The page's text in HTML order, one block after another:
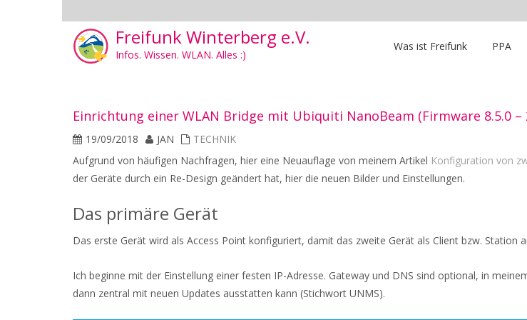
Freifunk Winterberg e.V.
Infos. Wissen. WLAN. Alles :)
Was ist Freifunk PPA
Einrichtung einer WLAN Bridge mit Ubiquiti NanoBeam (Firmware 8.5.0 –
19/09/2018 JAN TECHNIK
Aufgrund von häufigen Nachfragen, hier eine Neuauflage von meinem Artikel Konfiguration von
der Geräte durch ein Re-Design geändert hat, hier die neuen Bilder und Einstellungen.
Das primäre Gerät
Das erste Gerät wird als Access Point konfiguriert, damit das zweite Gerät als Client bzw. Station
Ich beginne mit der Einstellung einer festen IP-Adresse. Gateway und DNS sind optional, in
dann zentral mit neuen Updates ausstatten kann (Stichwort UNMS).